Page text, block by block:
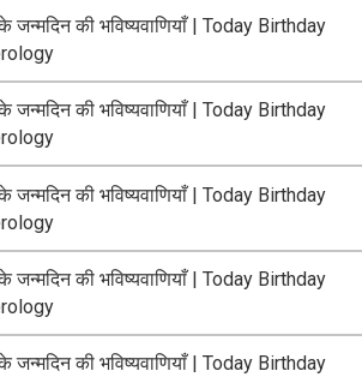
की भविष्यवाणियाँ | Today Birthday
की भविष्यवाणियाँ | Today Birthday
की भविष्यवाणियाँ | Today Birthday
की भविष्यवाणियाँ | Today Birthday
की भविष्यवाणियाँ | Today Birthday